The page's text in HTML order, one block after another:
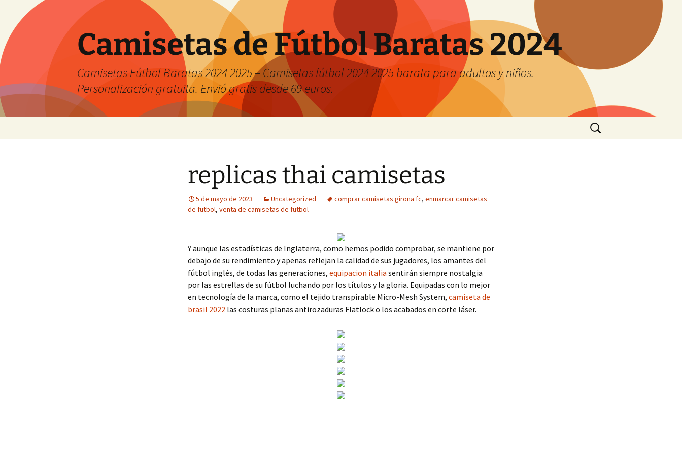
Camisetas de Fútbol Baratas 2024
Camisetas Fútbol Baratas 2024 2025 – Camisetas fútbol 2024 2025 barata para adultos y niños.
Personalización gratuita. Envió gratis desde 69 euros.
Buscar:
replicas thai camisetas
5 de mayo de 2023 Uncategorized comprar camisetas girona fc, enmarcar camisetas
de futbol, venta de camisetas de futbol
Y aunque las estadísticas de Inglaterra, como hemos podido comprobar, se mantiene por
debajo de su rendimiento y apenas reflejan la calidad de sus jugadores, los amantes del
fútbol inglés, de todas las generaciones, equipacion italia sentirán siempre nostalgia
por las estrellas de su fútbol luchando por los títulos y la gloria. Equipadas con lo mejor
en tecnología de la marca, como el tejido transpirable Micro-Mesh System, camiseta de
brasil 2022 las costuras planas antirozaduras Flatlock o los acabados en corte láser.